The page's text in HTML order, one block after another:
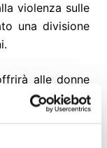
violenza sulle
una divisione
alle donne
di ascolto e di
possibilità di